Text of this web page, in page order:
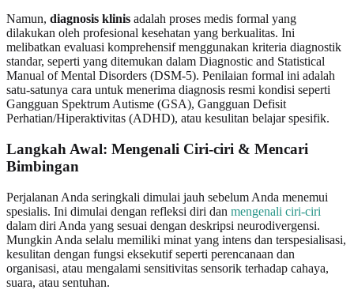
Namun, diagnosis klinis adalah proses medis formal yang
dilakukan oleh profesional kesehatan yang berkualitas. Ini
melibatkan evaluasi komprehensif menggunakan kriteria diagnostik
standar, seperti yang ditemukan dalam Diagnostic and Statistical
Manual of Mental Disorders (DSM-5). Penilaian formal ini adalah
satu-satunya cara untuk menerima diagnosis resmi kondisi seperti
Gangguan Spektrum Autisme (GSA), Gangguan Defisit
Perhatian/Hiperaktivitas (ADHD), atau kesulitan belajar spesifik.
Langkah Awal: Mengenali Ciri-ciri & Mencari
Bimbingan
Perjalanan Anda seringkali dimulai jauh sebelum Anda menemui
spesialis. Ini dimulai dengan refleksi diri dan mengenali ciri-ciri
dalam diri Anda yang sesuai dengan deskripsi neurodivergensi.
Mungkin Anda selalu memiliki minat yang intens dan terspesialisasi,
kesulitan dengan fungsi eksekutif seperti perencanaan dan
organisasi, atau mengalami sensitivitas sensorik terhadap cahaya,
suara, atau sentuhan.